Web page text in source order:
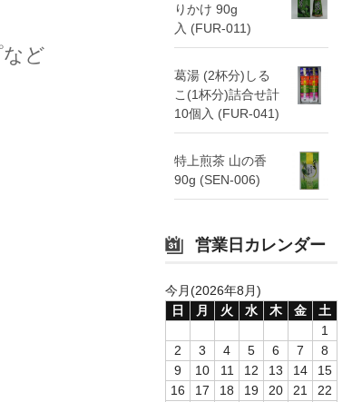
ど
りかけ 90g
入 (FUR-011)
葛湯 (2杯分)しる
こ(1杯分)詰合せ計
10個入 (FUR-041)
特上煎茶 山の香
90g (SEN-006)
営業日カレンダー
今月(2026年8月)
日
月 火 水 木 金
土
1
2
3 4 5 6 7
8
9
10 11 12 13 14
15
16
17 18 19 20 21
22